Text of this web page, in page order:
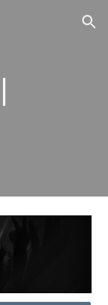
Skip to navigation